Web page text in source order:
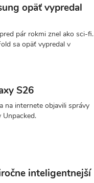
opäť vypredal
pár rokmi znel ako sci-fi.
sa opäť vypredal v
S26
na internete objavili správy
Unpacked.
inteligentnejší